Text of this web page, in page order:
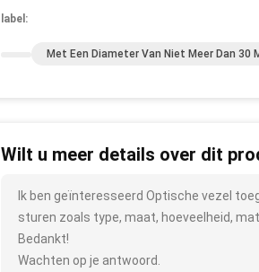
label:
Met Een Diameter Van Niet Meer Dan 30
Wilt u meer details over dit
Ik ben geïnteresseerd Optische vezel
sturen zoals type, maat, hoeveelheid,
Bedankt!
Wachten op je antwoord.